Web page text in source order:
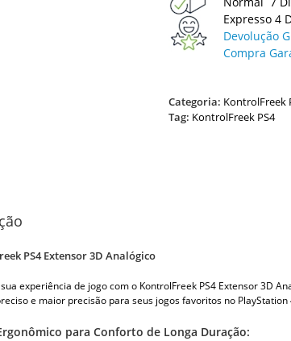
Expresso 4
Devolução
Compra
Categoria: KontrolFreek
Tag: KontrolFreek PS4
PS4 Extensor 3D Analógico
experiência de jogo com o KontrolFreek PS4 Extensor 3D
e maior precisão para seus jogos favoritos no PlayStation
para Conforto de Longa Duração: